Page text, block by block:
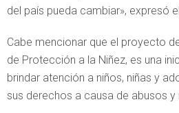
del país pueda cambiar», expresó
Cabe mencionar que el proyecto
de Protección a la Niñez, es una
brindar atención a niños, niñas y
sus derechos a causa de abusos y